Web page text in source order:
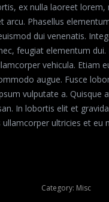
ex nulla laoreet lorem,
arcu. Phasellus
dui venenatis.
feugiat elementum dui.
vehicula. Etiam
augue. Fusce
vulputate a. Quisque
In lobortis elit et
ultricies et eu
Category: Misc